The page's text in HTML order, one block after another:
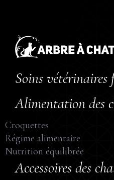
Soins vétérinaires
Alimentation des
Croquettes
Régime alimentaire
Nutrition équilibrée
Accessoires des